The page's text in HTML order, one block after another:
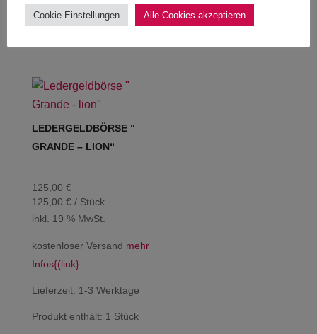
Lieferzeit:1-3 Werktage Lieferzeit:1-3 Werktage
LEDERGELDBÖRSE “
GRANDE – LION“
125,00 €
125,00 €/ Stück
inkl. 19 % MwSt.
kostenloser Versand mehr
Infos{(link}
Lieferzeit: 1-3 Werktage
Produkt enthält: 1 Stück
Cookie-Einstellungen Alle Cookies akzeptieren